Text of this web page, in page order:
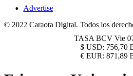
Advertise
© 2022 Caraota Digital. Todos los
TASA BCV Vie
$ USD: 756,70
€ EUR: 871,89